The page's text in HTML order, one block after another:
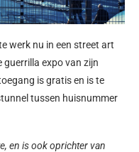
werk nu in een street art
expo van zijn
is gratis en is te
tussen huisnummer
en is ook oprichter van